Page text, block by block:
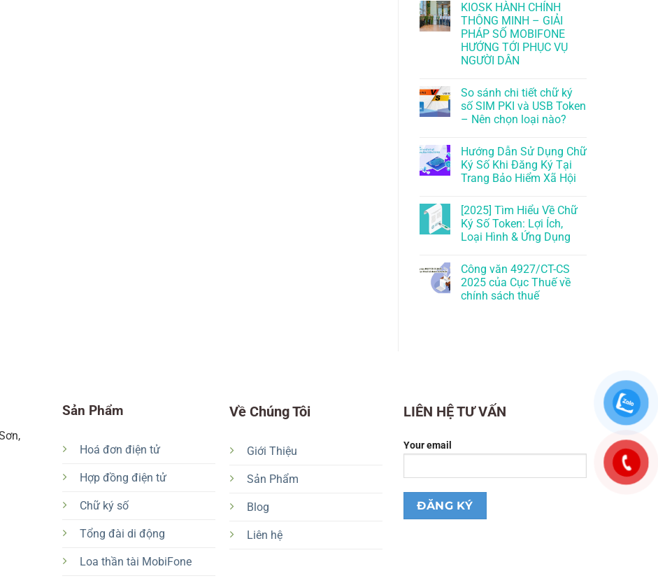
KIOSK HÀNH CHÍNH
THÔNG MINH – GIẢI
PHÁP SỐ MOBIFONE
HƯỚNG TỚI PHỤC VỤ
NGƯỜI DÂN
So sánh chi tiết chữ ký
số SIM PKI và USB Token
– Nên chọn loại nào?
Hướng Dẫn Sử Dụng Chữ
Ký Số Khi Đăng Ký Tại
Trang Bảo Hiểm Xã Hội
[2025] Tìm Hiểu Về Chữ
Ký Số Token: Lợi Ích,
Loại Hình & Ứng Dụng
Công văn 4927/CT-CS
2025 của Cục Thuế về
chính sách thuế
Sản Phẩm
Hoá đơn điện tử
Hợp đồng điện tử
Chữ ký số
Tổng đài di động
Loa thần tài MobiFone
Về Chúng Tôi
Giới Thiệu
Sản Phẩm
Blog
Liên hệ
LIÊN HỆ TƯ VẤN
Your email